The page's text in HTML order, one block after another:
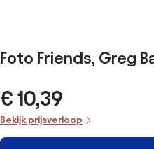
Foto Friends, Greg
€ 10,39
Bekijk prijsverloop